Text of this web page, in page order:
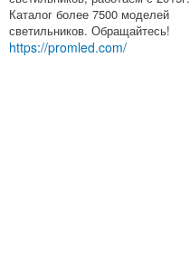
Каталог более 7500 моделей
светильников. Обращайтесь!
https://promled.com/